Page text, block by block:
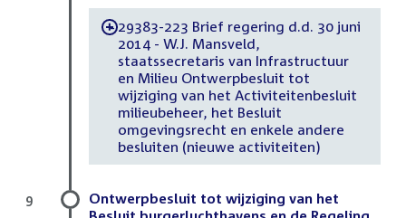
-29383-223 Brief regering d.d. 30 juni
2014 - W.J. Mansveld,
staatssecretaris van Infrastructuur
en Milieu Ontwerpbesluit tot
wijziging van het Activiteitenbesluit
milieubeheer, het Besluit
omgevingsrecht en enkele andere
besluiten (nieuwe activiteiten)
Ontwerpbesluit tot wijziging van het
9